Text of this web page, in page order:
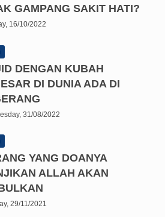
GAMPANG SAKIT HATI?
16/10/2022
DENGAN KUBAH
DI DUNIA ADA DI
31/08/2022
YANG DOANYA
ALLAH AKAN
29/11/2021